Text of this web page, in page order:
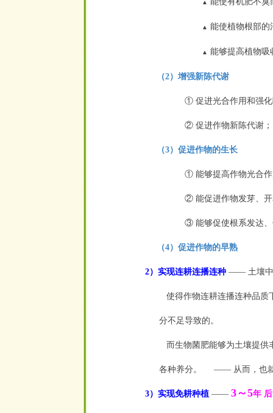
▲
▲ 能使植物根部的
▲ 能够提高植物吸
（2）增强新陈代谢
① 促进光合作用和强
② 促进作物新陈代谢；
（3）促进作物的生长
① 能够提高作物光合
② 能促进作物发芽、
③ 能够促使根系发达
（4）促进作物的早熟
2）实现连耕连播连种 —— 土壤中
使得作物连耕连播连种品质
分不足导致的。
而生物菌肥能够为土壤提供
各种养分。 —— 从而，也就
3）实现免耕种植 —— 3～5年